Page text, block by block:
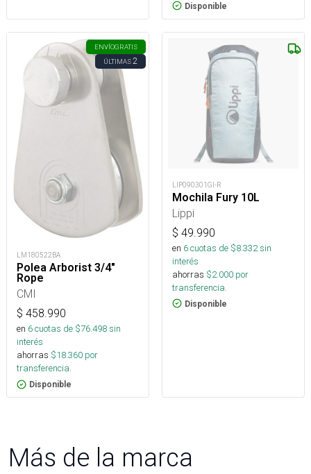
Disponible
ENVÍOGRATIS
ÚLTIMAS2
LM180522BA
Polea Arborist 3/4"
Rope
CMI
$ 458.990
en 6cuotas de $76.498sin
interés
ahorras $18.360 por
transferencia.
Disponible
LIP090301GI-R
Mochila Fury 10L
Lippi
$ 49.990
en 6cuotas de $8.332sin
interés
ahorras $2.000 por
transferencia.
Disponible
Más de la marca